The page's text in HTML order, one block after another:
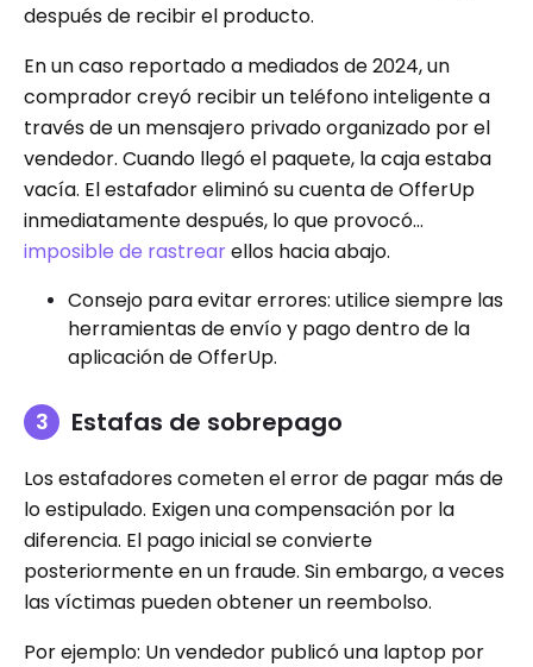
después de recibir el producto.
En un caso reportado a mediados de 2024, un
comprador creyó recibir un teléfono inteligente a
través de un mensajero privado organizado por el
vendedor. Cuando llegó el paquete, la caja estaba
vacía. El estafador eliminó su cuenta de OfferUp
inmediatamente después, lo que provocó...
imposible de rastrearellos hacia abajo.
Consejo para evitar errores: utilice siempre las
herramientas de envío y pago dentro de la
aplicación de OfferUp.
Estafas de sobrepago
Los estafadores cometen el error de pagar más de
lo estipulado. Exigen una compensación por la
diferencia. El pago inicial se convierte
posteriormente en un fraude. Sin embargo, a veces
las víctimas pueden obtener un reembolso.
Por ejemplo: Un vendedor publicó una laptop por